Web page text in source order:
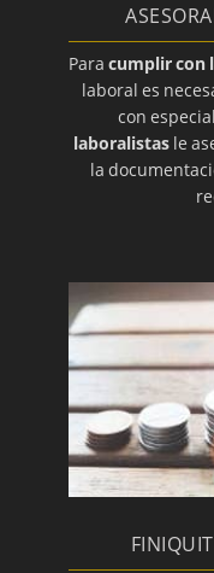
Paracumplir con
laboral es
con
laboralistasle
la